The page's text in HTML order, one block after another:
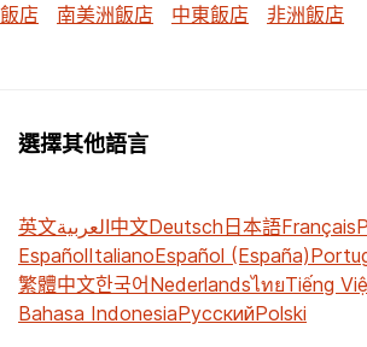
飯店
南美洲飯店 中東飯店 非洲飯店
選擇其他語言
英文العربية中文Deutsch日本語Français
EspañolItalianoEspañol (España)
繁體中文한국어NederlandsไทยTiếng
Bahasa IndonesiaРусскийPolski